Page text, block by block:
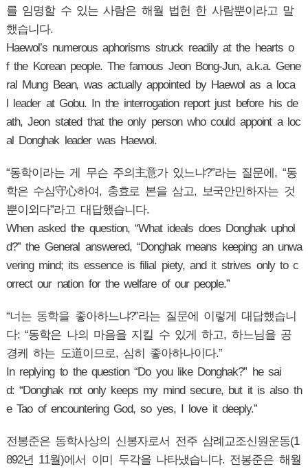
를 임명할 수 있는 사람은 해월 법헌 한 사람뿐이라고 말
했습니다.
Haewol’s numerous aphorisms struck readily at the hearts o
f the Korean people. The famous Jeon Bong-Jun, a.k.a. Gene
ral Mung Bean, was actually appointed by Haewol as a loca
l leader at Gobu. In the interrogation report just before his de
ath, Jeon stated that the only person who could appoint a loc
al Donghak leader was Haewol.
“동학이라는 게 무슨 주의主意가 있느냐?”라는 질문에, “동
학은 수심守心하여, 충효로 본을 삼고, 보국안민하자는 것
뿐이외다”라고 대답했습니다.
When asked the question, “What ideals does Donghak uphol
d?” the General answered, “Donghak means keeping an unwa
vering mind; its essence is filial piety, and it strives only to c
orrect our nation for the welfare of our people.”
“너는 동학을 좋아하느냐?”라는 질문에 이렇게 대답했습니
다: “동학은 나의 마음을 지킬 수 있게 하고, 하느님을 공
경케 하는 도道이므로, 심히 좋아하나이다.”
In replying to the question “Do you like Donghak?” he sai
d: “Donghak not only keeps my mind secure, but it is also th
e Tao of encountering God, so yes, I love it deeply.”
전봉준은 동학사상의 신봉자로서 전주 삼례교조신원운동(1
892년 11월)에서 이미 두각을 나타냈습니다. 전봉준은 해월